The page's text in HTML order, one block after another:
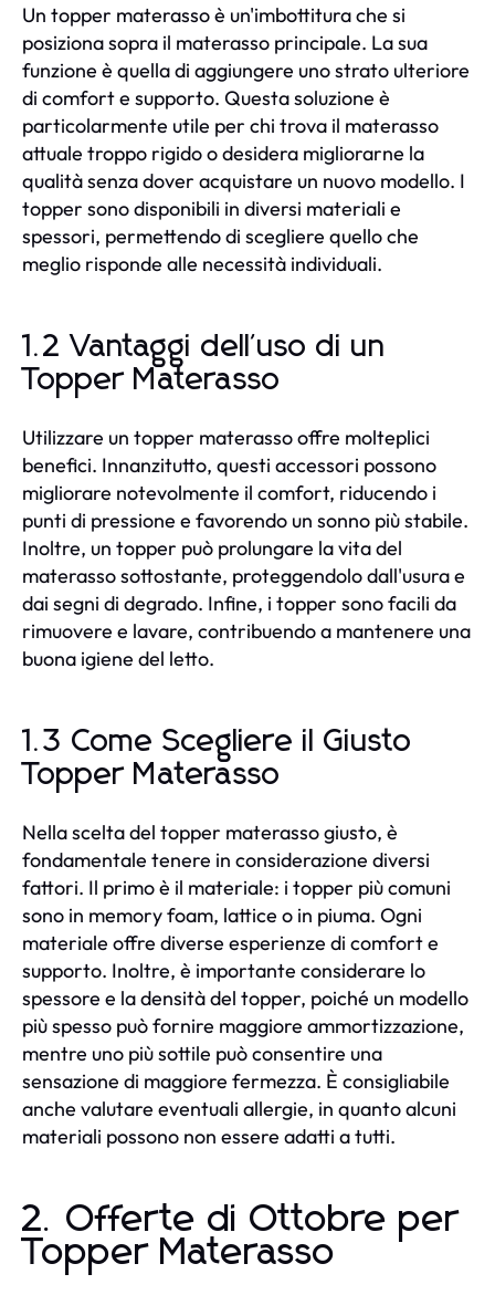
Un topper materasso è un'imbottitura che si
posiziona sopra il materasso principale. La sua
funzione è quella di aggiungere uno strato ulteriore
di comfort e supporto. Questa soluzione è
particolarmente utile per chi trova il materasso
attuale troppo rigido o desidera migliorarne la
qualità senza dover acquistare un nuovo modello. I
topper sono disponibili in diversi materiali e
spessori, permettendo di scegliere quello che
meglio risponde alle necessità individuali.
1.2 Vantaggi dell'uso di un
Topper Materasso
Utilizzare un topper materasso offre molteplici
benefici. Innanzitutto, questi accessori possono
migliorare notevolmente il comfort, riducendo i
punti di pressione e favorendo un sonno più stabile.
Inoltre, un topper può prolungare la vita del
materasso sottostante, proteggendolo dall'usura e
dai segni di degrado. Infine, i topper sono facili da
rimuovere e lavare, contribuendo a mantenere una
buona igiene del letto.
1.3 Come Scegliere il Giusto
Topper Materasso
Nella scelta del topper materasso giusto, è
fondamentale tenere in considerazione diversi
fattori. Il primo è il materiale: i topper più comuni
sono in memory foam, lattice o in piuma. Ogni
materiale offre diverse esperienze di comfort e
supporto. Inoltre, è importante considerare lo
spessore e la densità del topper, poiché un modello
più spesso può fornire maggiore ammortizzazione,
mentre uno più sottile può consentire una
sensazione di maggiore fermezza. È consigliabile
anche valutare eventuali allergie, in quanto alcuni
materiali possono non essere adatti a tutti.
2. Offerte di Ottobre per
Topper Materasso